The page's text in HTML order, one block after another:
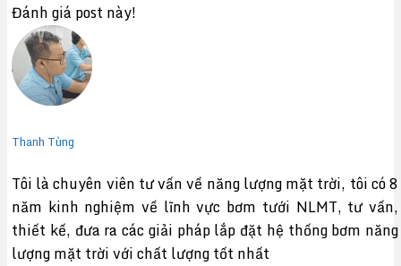
Đánh giá post này!
Thanh Tùng
Tôi là chuyên viên tư vấn về năng lượng mặt trời, tôi có 8
năm kinh nghiệm về lĩnh vực bơm tưới NLMT, tư vấn,
thiết kế, đưa ra các giải pháp lắp đặt hệ thống bơm năng
lượng mặt trời với chất lượng tốt nhất